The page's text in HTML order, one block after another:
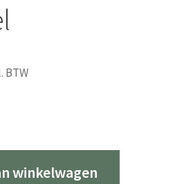
BTW
winkelwagen